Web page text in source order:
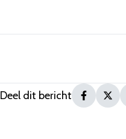
Deel dit bericht